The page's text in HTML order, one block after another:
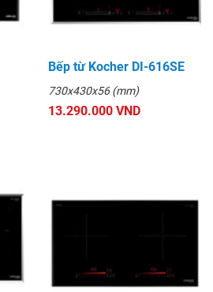
Bếp từ Kocher DI-616SE
730x430x56 (mm)
13.290.000 VND